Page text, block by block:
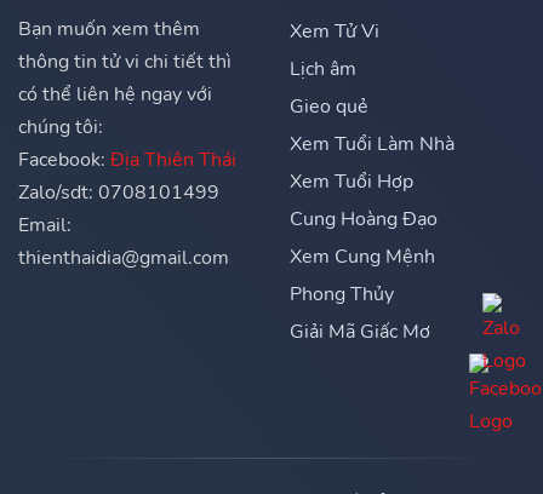
Bạn muốn xem thêm
thông tin tử vi chi tiết thì
có thể liên hệ ngay với
chúng tôi:
Facebook: Địa Thiên Thái
Zalo/sdt: 0708101499
Email:
thienthaidia@gmail.com
Xem Tử Vi
Lịch âm
Gieo quẻ
Xem Tuổi Làm Nhà
Xem Tuổi Hợp
Cung Hoàng Đạo
Xem Cung Mệnh
Phong Thủy
Giải Mã Giấc Mơ